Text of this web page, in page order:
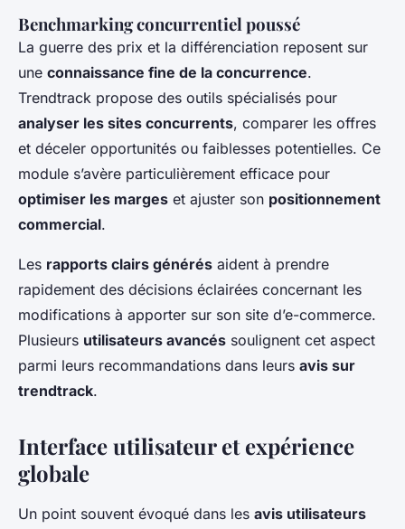
Benchmarking concurrentiel poussé
La guerre des prix et la différenciation reposent sur
une connaissance fine de la concurrence.
Trendtrack propose des outils spécialisés pour
analyser les sites concurrents, comparer les offres
et déceler opportunités ou faiblesses potentielles. Ce
module s’avère particulièrement efficace pour
optimiser les marges et ajuster son positionnement
commercial.
Les rapports clairs générés aident à prendre
rapidement des décisions éclairées concernant les
modifications à apporter sur son site d’e-commerce.
Plusieurs utilisateurs avancés soulignent cet aspect
parmi leurs recommandations dans leurs avis sur
trendtrack.
Interface utilisateur et expérience
globale
Un point souvent évoqué dans les avis utilisateurs